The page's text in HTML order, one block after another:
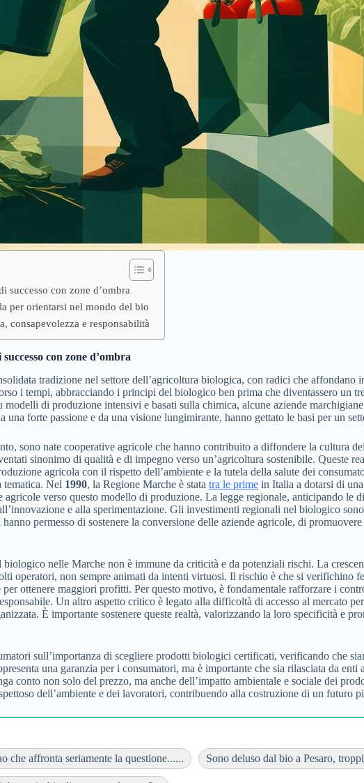
successo con zone d’ombra
per orientarsi nel mondo del bio
consapevolezza e responsabilità
con zone d’ombra
tradizione nel settore dell’agricoltura biologica, con radici che affondano
i tempi, abbracciando i principi del biologico ben prima che diventassero un
modelli di produzione intensivi e basati sulla chimica, alcune aziende
una forte passione e da una visione lungimirante, hanno gettato le basi per un
sono nate cooperative agricole che hanno contribuito a diffondere la cultura
sinonimo di qualità e di impegno verso un’agricoltura sostenibile. Queste
agricola con il rispetto dell’ambiente e la tutela della salute dei
tematica. Nel 1990, la Regione Marche è stata tra le prime in Italia a dotarsi di una
verso questo modello di produzione. La legge regionale, anticipando le
e alla sperimentazione. Gli investimenti regionali nel biologico
permesso di sostenere la conversione delle aziende agricole, di
biologico nelle Marche non è immune da criticità e da potenziali rischi. La
operatori, non sempre animati da intenti virtuosi. Il rischio è che si
ottenere maggiori profitti. Per questo motivo, è fondamentale rafforzare i
Un altro aspetto critico è legato alla difficoltà di accesso al mercato
È importante sostenere queste realtà, valorizzando la loro specificità e
sull’importanza di scegliere prodotti biologici certificati, verificando che
una garanzia per i consumatori, ma è importante che sia rilasciata da
conto non solo del prezzo, ma anche dell’impatto ambientale e sociale dei
dell’ambiente e dei lavoratori, contribuendo alla costruzione di un futuro
che affronta seriamente la questione......
Sono deluso dal bio a Pesaro,